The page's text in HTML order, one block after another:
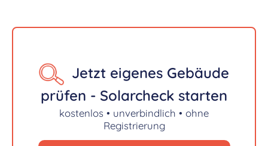
Jetzt eigenes Gebäude
prüfen - Solarcheck starten
kostenlos • unverbindlich • ohne
Registrierung